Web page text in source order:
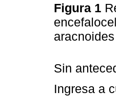
Figura 1
Sin
Ingresa a